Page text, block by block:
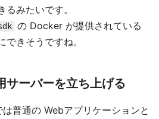
みたいです。
の Docker が提供されている
きそうですね。
サーバーを立ち上げる
普通の Webアプリケーションと